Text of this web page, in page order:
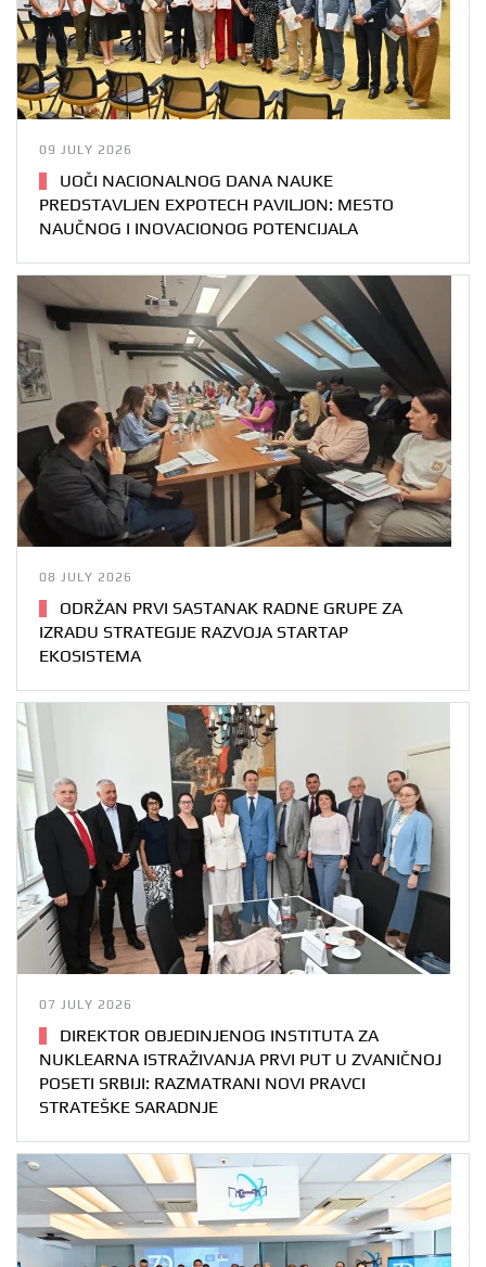
09 JULY 2026
UOČI NACIONALNOG DANA NAUKE
PREDSTAVLJEN EXPOTECH PAVILJON: MESTO
NAUČNOG I INOVACIONOG POTENCIJALA
08 JULY 2026
ODRŽAN PRVI SASTANAK RADNE GRUPE ZA
IZRADU STRATEGIJE RAZVOJA STARTAP
EKOSISTEMA
07 JULY 2026
DIREKTOR OBJEDINJENOG INSTITUTA ZA
NUKLEARNA ISTRAŽIVANJA PRVI PUT U ZVANIČNOJ
POSETI SRBIJI: RAZMATRANI NOVI PRAVCI
STRATEŠKE SARADNJE